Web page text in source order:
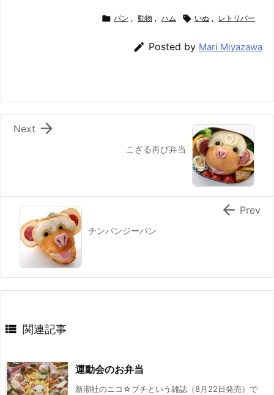
o
k
er e
a
ai
l
 パン , 動物 , ハム  いぬ , レトリバー
 Posted by Mari Miyazawa
こざる再び弁当

Next
チンパンジーパン
 Prev
 関連記事
運動会のお弁当
新潮社のニコ☆プチという雑誌（8月22日発売）で